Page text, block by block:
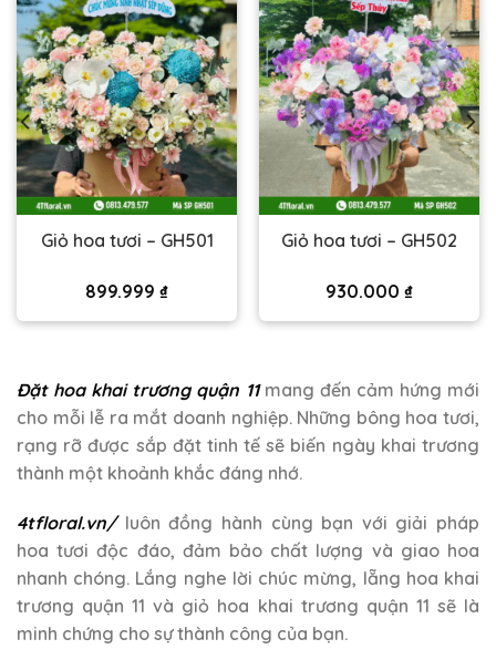
Giỏ hoa tươi – GH501
899.999 ₫
Giỏ hoa tươi – GH502
930.000 ₫
Đặt hoa khai trương quận 11 mang đến cảm hứng mới
cho mỗi lễ ra mắt doanh nghiệp. Những bông hoa tươi,
rạng rỡ được sắp đặt tinh tế sẽ biến ngày khai trương
thành một khoảnh khắc đáng nhớ.
4tfloral.vn/luôn đồng hành cùng bạn với giải pháp
hoa tươi độc đáo, đảm bảo chất lượng và giao hoa
nhanh chóng. Lắng nghe lời chúc mừng, lẵng hoa khai
trương quận 11 và giỏ hoa khai trương quận 11 sẽ là
minh chứng cho sự thành công của bạn.